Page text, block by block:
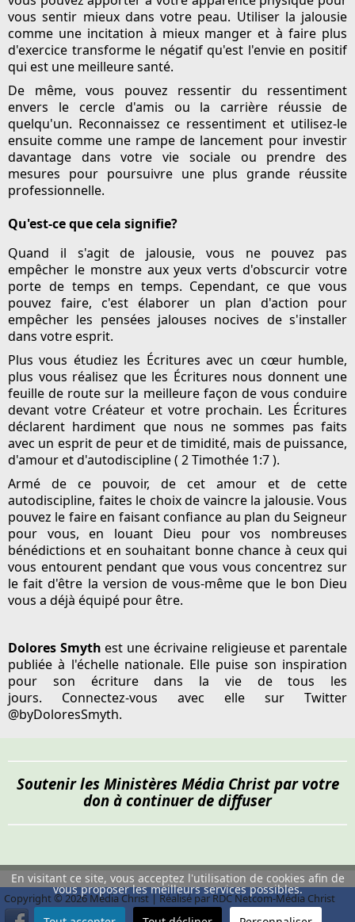
vous sentir mieux dans votre peau. Utiliser la jalousie
comme une incitation à mieux manger et à faire plus
d'exercice transforme le négatif qu'est l'envie en positif
qui est une meilleure santé.
De même, vous pouvez ressentir du ressentiment
envers le cercle d'amis ou la carrière réussie de
quelqu'un. Reconnaissez ce ressentiment et utilisez-le
ensuite comme une rampe de lancement pour investir
davantage dans votre vie sociale ou prendre des
mesures pour poursuivre une plus grande réussite
professionnelle.
Qu'est-ce que cela signifie?
Quand il s'agit de jalousie, vous ne pouvez pas
empêcher le monstre aux yeux verts d'obscurcir votre
porte de temps en temps. Cependant, ce que vous
pouvez faire, c'est élaborer un plan d'action pour
empêcher les pensées jalouses nocives de s'installer
dans votre esprit.
Plus vous étudiez les Écritures avec un cœur humble,
plus vous réalisez que les Écritures nous donnent une
feuille de route sur la meilleure façon de vous conduire
devant votre Créateur et votre prochain. Les Écritures
déclarent hardiment que nous ne sommes pas faits
avec un esprit de peur et de timidité, mais de puissance,
d'amour et d'autodiscipline ( 2 Timothée 1:7 ).
Armé de ce pouvoir, de cet amour et de cette
autodiscipline, faites le choix de vaincre la jalousie. Vous
pouvez le faire en faisant confiance au plan du Seigneur
pour vous, en louant Dieu pour vos nombreuses
bénédictions et en souhaitant bonne chance à ceux qui
vous entourent pendant que vous vous concentrez sur
le fait d'être la version de vous-même que le bon Dieu
vous a déjà équipé pour être.
Dolores Smyth est une écrivaine religieuse et parentale
publiée à l'échelle nationale. Elle puise son inspiration
pour son écriture dans la vie de tous les
jours. Connectez-vous avec elle sur Twitter
@byDoloresSmyth.
Soutenir les Ministères Média Christ par votre
don à continuer de diffuser
Copyright © 2026 Média Christ | Réalisé par RDC Netcom-Média Christ
En visitant ce site, vous acceptez l'utilisation de cookies afin de
vous proposer les meilleurs services possibles.